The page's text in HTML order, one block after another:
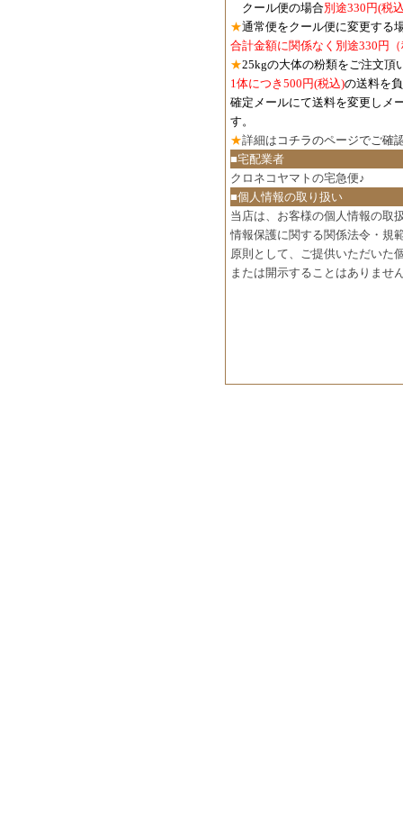
クール便の場合別途330円(税
★通常便をクール便に変更する
合計金額に関係なく別途330円
★25kgの大体の粉類をご注文頂
1体につき500円(税込)の送料を
確定メールにて送料を変更しメ
す。
★詳細は コチラのページでご確
■宅配業者
クロネコヤマトの宅急便♪
■個人情報の取り扱い
当店は、お客様の個人情報の取
情報保護に関する関係法令・規
原則として、ご提供いただいた
または開示することはありませ